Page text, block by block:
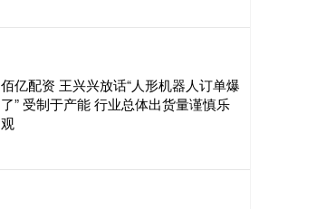
佰亿配资 王兴兴放话“人形机器人订单爆
了” 受制于产能 行业总体出货量谨慎乐
观